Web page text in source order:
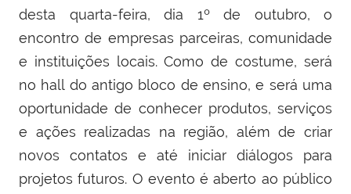
desta quarta-feira, dia 1º de outubro, o
encontro de empresas parceiras, comunidade
e instituições locais. Como de costume, será
no hall do antigo bloco de ensino, e será uma
oportunidade de conhecer produtos, serviços
e ações realizadas na região, além de criar
novos contatos e até iniciar diálogos para
projetos futuros. O evento é aberto ao público